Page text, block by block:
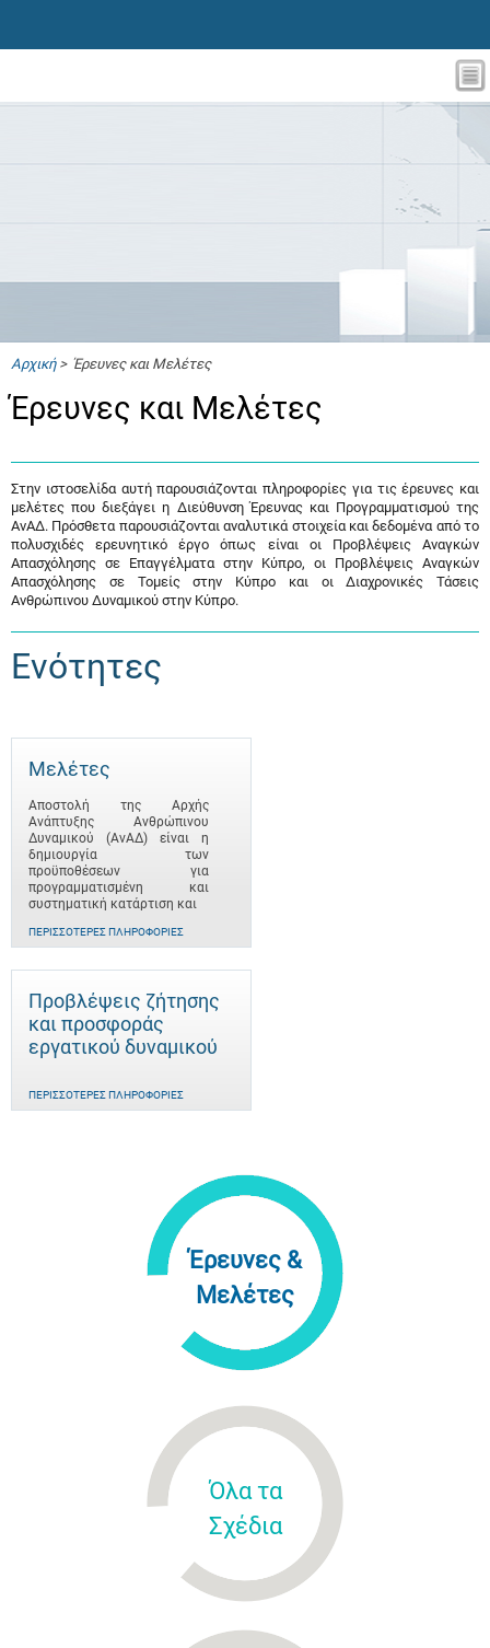
Αρχική> Έρευνες και Μελέτες
Έρευνες και Μελέτες
Στην ιστοσελίδα αυτή παρουσιάζονται πληροφορίες για τις έρευνες και
μελέτες που διεξάγει η Διεύθυνση Έρευνας και Προγραμματισμού της
ΑνΑΔ. Πρόσθετα παρουσιάζονται αναλυτικά στοιχεία και δεδομένα από το
πολυσχιδές ερευνητικό έργο όπως είναι οι Προβλέψεις Αναγκών
Απασχόλησης σε Επαγγέλματα στην Κύπρο, οι Προβλέψεις Αναγκών
Απασχόλησης σε Τομείς στην Κύπρο και οι Διαχρονικές Τάσεις
Ανθρώπινου Δυναμικού στην Κύπρο.
Ενότητες
Μελέτες
Αποστολή της Αρχής
Ανάπτυξης Ανθρώπινου
Δυναμικού (ΑνΑΔ) είναι η
δημιουργία των
προϋποθέσεων για
προγραμματισμένη και
συστηματική κατάρτιση και
ΠΕΡΙΣΣΌΤΕΡΕΣ ΠΛΗΡΟΦΟΡΊΕΣ
Προβλέψεις ζήτησης
και προσφοράς
εργατικού δυναμικού
ΠΕΡΙΣΣΌΤΕΡΕΣ ΠΛΗΡΟΦΟΡΊΕΣ
Έρευνες &
Μελέτες
Όλα τα
Σχέδια